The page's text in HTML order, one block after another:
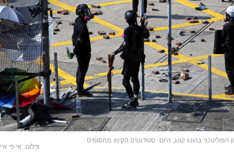
הפוליטכני בהונג קונג, היום. סטודנטים הקימו מחסומים
צילום: אי פי איי